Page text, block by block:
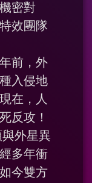
密對
效團隊
前，外
入侵地
在，人
反攻！
與外星異
多年衝
今雙方